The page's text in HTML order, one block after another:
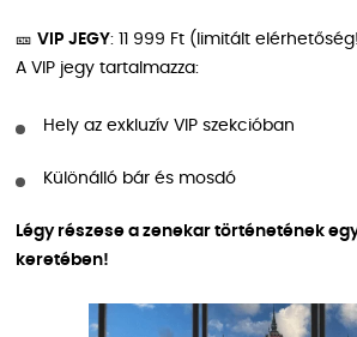
🎫 VIP JEGY: 11 999 Ft (limitált
A VIP jegy tartalmazza:
Hely az exkluzív VIP szekcióban
Különálló bár és mosdó
Légy részese a zenekar történetének
keretében!